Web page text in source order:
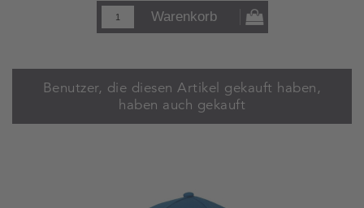
Warenkorb
Benutzer, die diesen Artikel gekauft haben,
haben auch gekauft